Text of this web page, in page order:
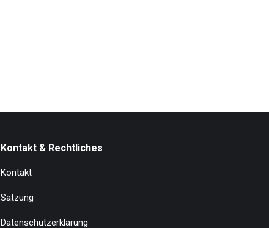
Kontakt & Rechtliches
Kontakt
Satzung
Datenschutzerklärung